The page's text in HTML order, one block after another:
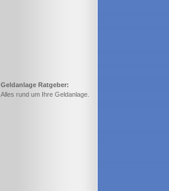
Geldanlage Ratgeber:
Alles rund um Ihre Geldanlage.